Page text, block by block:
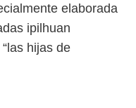
elaborada
ipilhuan
hijas de